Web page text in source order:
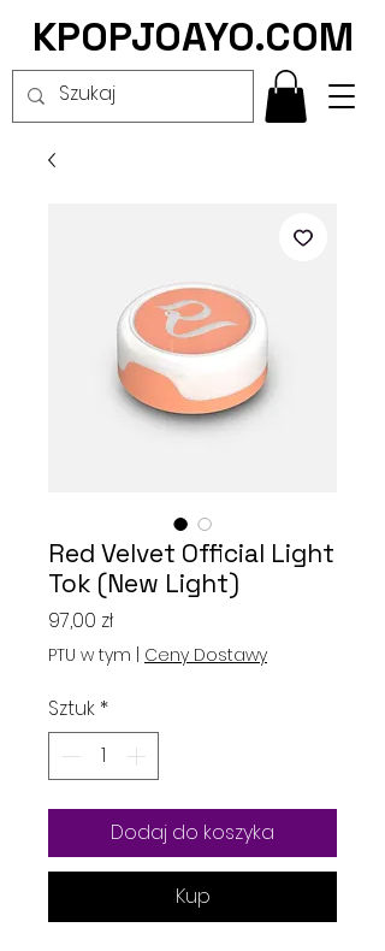
KPOPJOAYO.COM
Red Velvet Official Light
Tok (New Light)
97,00 złCena
PTU w tym Ceny Dostawy
Sztuk *
Dodaj do koszyka
Kup